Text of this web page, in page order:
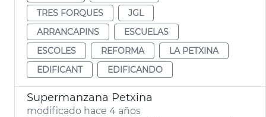
TRES FORQUES
JGL
ARRANCAPINS
ESCUELAS
ESCOLES
REFORMA
LA PETXINA
EDIFICANT
EDIFICANDO
Supermanzana Petxina
modificado hace 4 años